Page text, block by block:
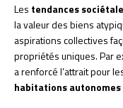
Les tendances
la valeur des biens
aspirations collectives
propriétés uniques. Par
a renforcé l’attrait pour
habitations autonomes